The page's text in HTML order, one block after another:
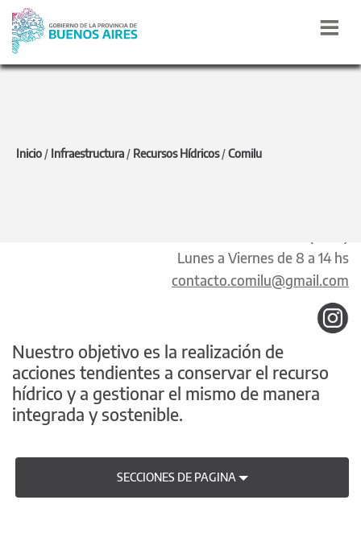
Inicio / Infraestructura / Recursos Hídricos/Comilu
COMILU
Lunes a Viernes de 8 a 14 hs
contacto.comilu@gmail.com
Nuestro objetivo es la realización de
acciones tendientes a conservar el recurso
hídrico y a gestionar el mismo de manera
integrada y sostenible.
SECCIONES DE PAGINA